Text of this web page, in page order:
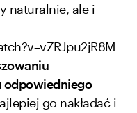
naturalnie, ale i
odpowiedniego
go nakładać i